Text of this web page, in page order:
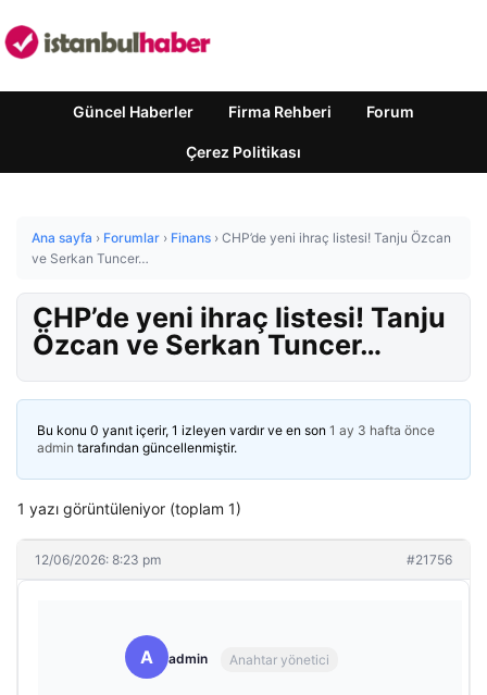
Güncel Haberler Firma Rehberi Forum
Çerez Politikası
Ana sayfa › Forumlar › Finans › CHP’de yeni ihraç listesi! Tanju Özcan
ve Serkan Tuncer…
CHP’de yeni ihraç listesi! Tanju
Özcan ve Serkan Tuncer…
Bu konu 0 yanıt içerir, 1 izleyen vardır ve en son 1 ay 3 hafta önce
admin tarafından güncellenmiştir.
1 yazı görüntüleniyor (toplam 1)
12/06/2026: 8:23 pm #21756
A admin Anahtar yönetici